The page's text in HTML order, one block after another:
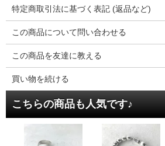
特定商取引法に基づく表記 (返品など)
この商品について問い合わせる
この商品を友達に教える
買い物を続ける
こちらの商品も人気です♪